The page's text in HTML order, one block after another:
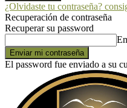
¿Olvidaste tu contraseña?
Recuperación de contraseña
Recuperar su password
El password fue enviado a su